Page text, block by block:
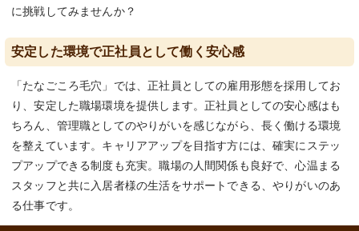
に挑戦してみませんか？
安定した環境で正社員として働く安心感
「たなごころ毛穴」では、正社員としての雇用形態を採用してお
り、安定した職場環境を提供します。正社員としての安心感はも
ちろん、管理職としてのやりがいを感じながら、長く働ける環境
を整えています。キャリアアップを目指す方には、確実にステッ
プアップできる制度も充実。職場の人間関係も良好で、心温まる
スタッフと共に入居者様の生活をサポートできる、やりがいのあ
る仕事です。